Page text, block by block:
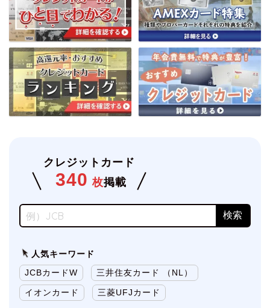
クレジットカード
340 枚掲載
人気キーワード
JCBカードW
三井住友カード （NL）
イオンカード 三菱UFJカード